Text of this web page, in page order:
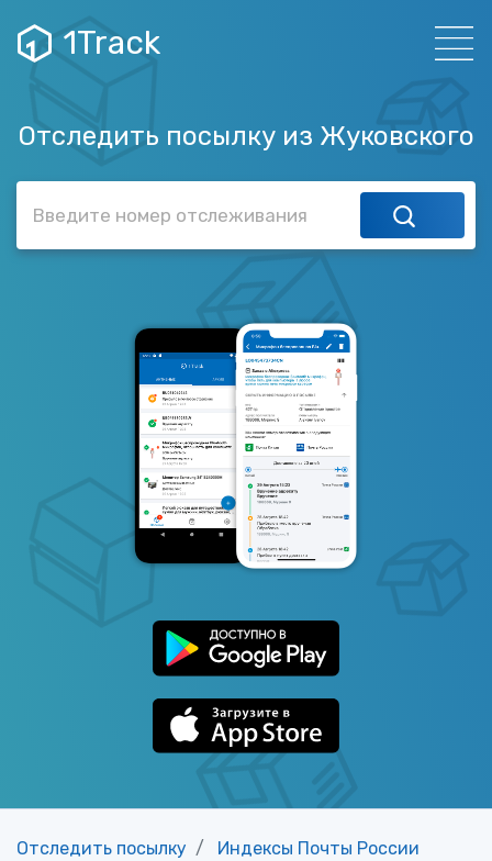
1Track
Отследить посылку из Жуковского
Отследить посылку
Индексы Почты России